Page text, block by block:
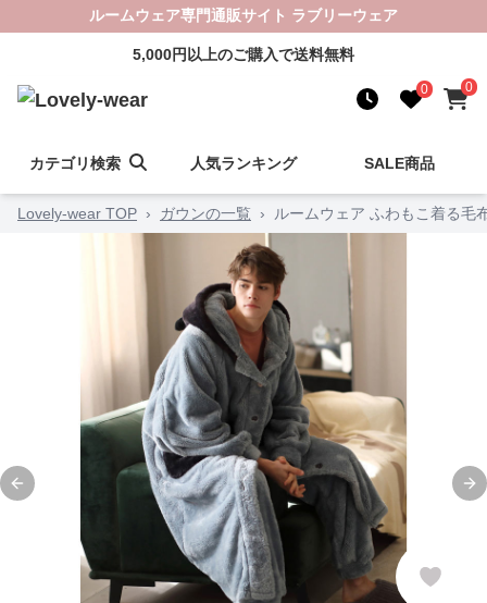
ルームウェア専門通販サイト ラブリーウェア
5,000円以上のご購入で送料無料
0 0
カテゴリ検索 人気ランキング SALE商品
Lovely-wear TOP › ガウンの一覧 › ルームウェア ふわもこ着る毛
Previous slide